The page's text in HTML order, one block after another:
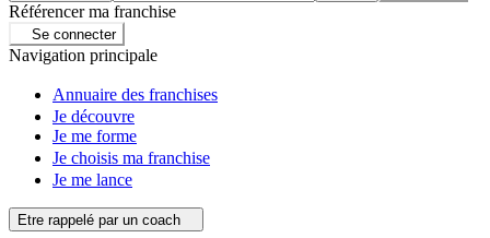
Référencer ma franchise
Se connecter
Navigation principale
Annuaire des franchises
Je découvre
Je me forme
Je choisis ma franchise
Je me lance
Etre rappelé par un coach